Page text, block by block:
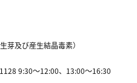
芽及び産生結晶毒素）
9:30～12:00、13:00～16:30